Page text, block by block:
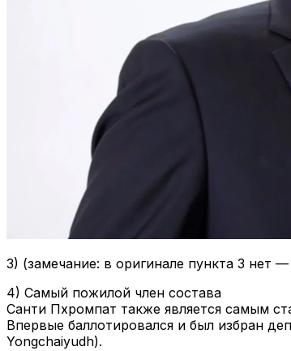
3) (замечание: в оригинале пункта 3 нет
4) Самый пожилой член состава
Санти Пхромпат также является самым
Впервые баллотировался и был избран
Yongchaiyudh).